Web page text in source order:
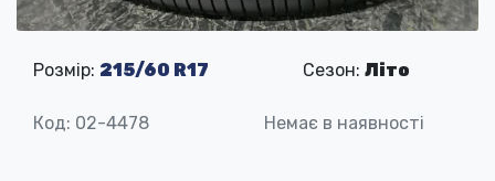
Розмір: 215/60 R17 Сезон: Літо
Код: 02-4478 Немає в наявності